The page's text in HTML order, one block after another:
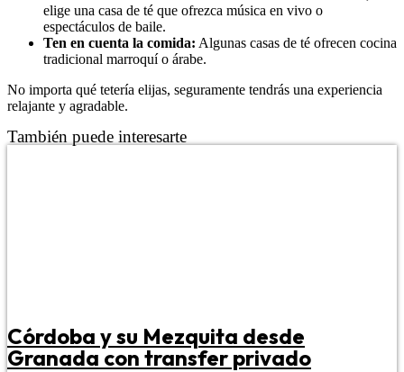
elige una casa de té que ofrezca música en vivo o
espectáculos de baile.
Ten en cuenta la comida: Algunas casas de té ofrecen cocina
tradicional marroquí o árabe.
No importa qué tetería elijas, seguramente tendrás una experiencia
relajante y agradable.
También puede interesarte
Córdoba y su Mezquita desde
Granada con transfer privado